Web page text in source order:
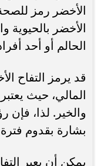
الأخضر رمز
الأخضر بالحيوية
الحالم أو أحد
قد يرمز التفاح
المالي، حيث
والخير. لذا، فإن
بشارة بقدوم
يمكن أن يعبر